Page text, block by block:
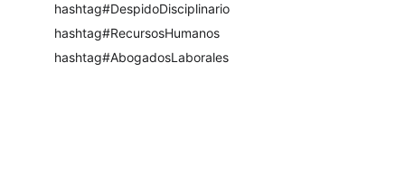
hashtag#DespidoDisciplinario
hashtag#RecursosHumanos
hashtag#AbogadosLaborales